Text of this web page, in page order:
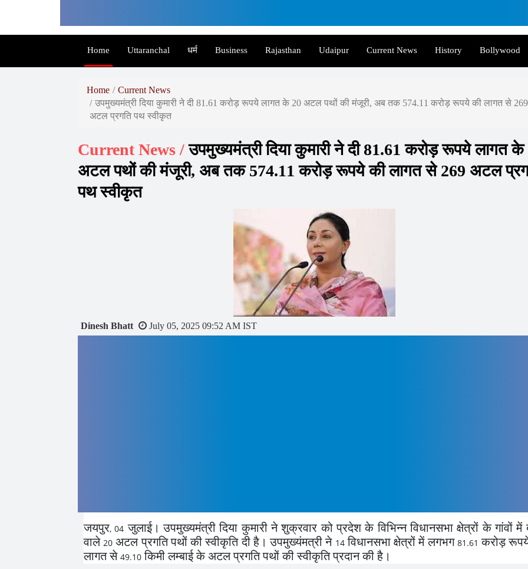
Rajasthan,
Diagnostics,
Home Uttaranchal धर्म Business Rajasthan Udaipur Current News History Bollywood
Home
Current News
उपमुख्यमंत्री दिया कुमारी ने दी 81.61 करोड़ रूपये लागत के 20 अटल पथों की मंजूरी, अब तक 574.11 करोड़ रूपये की लागत से 269
अटल प्रगति पथ स्वीकृत
Current News /उपमुख्यमंत्री दिया कुमारी ने दी 81.61 करोड़ रूपये लागत
अटल पथों की मंजूरी, अब तक 574.11 करोड़ रूपये की लागत से 269 अटल
पथ स्वीकृत
Dinesh Bhatt July 05, 2025 09:52 AM IST
जयपुर, 04 जुलाई। उपमुख्यमंत्री दिया कुमारी ने शुक्रवार को प्रदेश के विभिन्न विधानसभा क्षेत्रों के गांवों में
वाले 20 अटल प्रगति पथों की स्वीकृति दी है। उपमुख्यंमत्री ने 14विधानसभा क्षेत्रों में लगभग 81.61 करोड़
लागत से 49.10 किमी लम्बाई के अटल प्रगति पथों की स्वीकृति प्रदान की है।